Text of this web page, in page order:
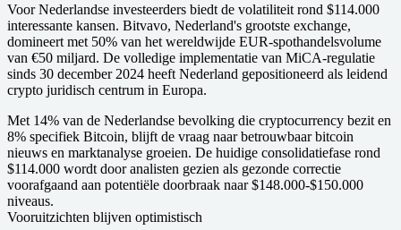
Voor Nederlandse investeerders biedt de volatiliteit rond $114.000
interessante kansen. Bitvavo, Nederland's grootste exchange,
domineert met 50% van het wereldwijde EUR-spothandelsvolume
van €50 miljard. De volledige implementatie van MiCA-regulatie
sinds 30 december 2024 heeft Nederland gepositioneerd als leidend
crypto juridisch centrum in Europa.
Met 14% van de Nederlandse bevolking die cryptocurrency bezit en
8% specifiek Bitcoin, blijft de vraag naar betrouwbaar bitcoin
nieuws en marktanalyse groeien. De huidige consolidatiefase rond
$114.000 wordt door analisten gezien als gezonde correctie
voorafgaand aan potentiële doorbraak naar $148.000-$150.000
niveaus.
Vooruitzichten blijven optimistisch